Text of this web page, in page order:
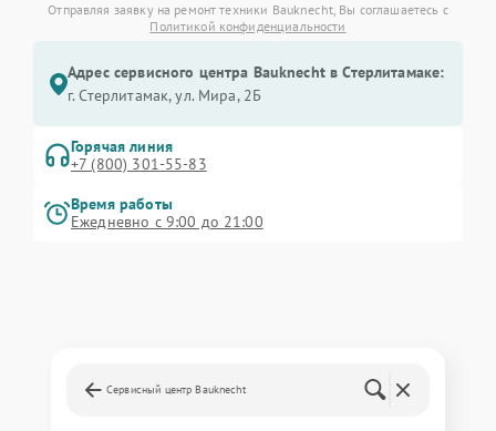
Отправляя заявку на ремонт техники Bauknecht, Вы соглашаетесь с
Политикой конфиденциальности
Адрес сервисного центра Bauknecht в Стерлитамаке:
г. Стерлитамак, ул. Мира, 2Б
Горячая линия
+7 (800) 301-55-83
Время работы
Ежедневно с 9:00 до 21:00
Сервисный центр Bauknecht